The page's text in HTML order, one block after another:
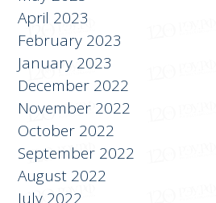
February 2023
January 2023
December 2022
November 2022
October 2022
September 2022
August 2022
July 2022
June 2022